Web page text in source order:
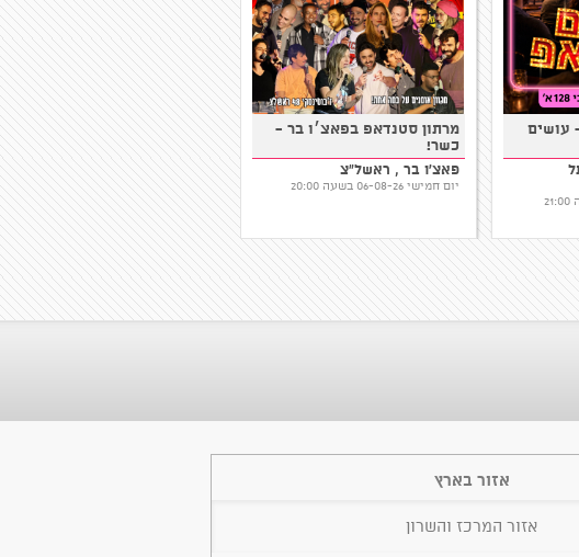
עושים צחוק
קומדי בר, תל אביב-יפו
יום חמישי 09-07-26 בשעה 21:30
מרתון סטנדאפ בפאצ׳ו בר -
כשר!
פאצ'ו בר , ראשל"צ
יום חמישי 06-08-26 בשעה 20:00
עושים
אזור בארץ
אזור המרכז והשרון